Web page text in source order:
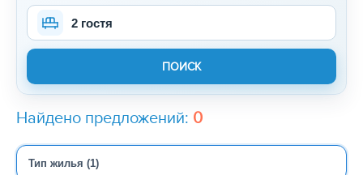
2 гостя
Найдено предложений: 0
Тип жилья (1)